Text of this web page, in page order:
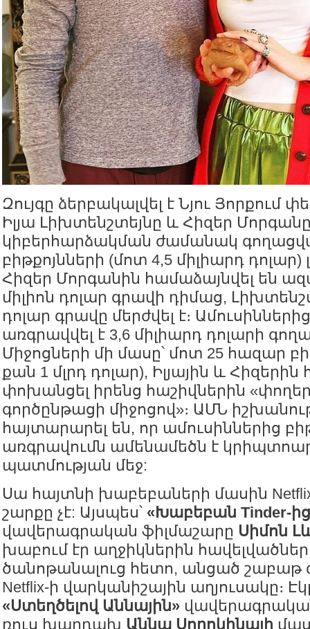
Զույգը ձերբակալվել է Նյու Յորքում
Իլյա Լիխտենշտեյնը և Հիզեր
կիբերհարձակման ժամանակ
բիթքոյնների (մոտ 4,5 միլիարդ
Հիզեր Մորգանին համաձայնվել են
միլիոն դոլար գրավի դիմաց,
դոլար գրավը մերժվել է։
առգրավվել է 3,6 միլիարդ դոլարի
Միջոցների մի մասը՝ մոտ 25 հազար
քան 1 մլրդ դոլար), Իլյային և Հիզերին
փոխանցել իրենց հաշիվներին
գործընթացի միջոցով»։ ԱՄՆ
հայտարարել են, որ ամուսիններից
առգրավումն ամենամեծն է
պատմության մեջ:
Սա հայտնի խաբեբաների մասին
շարքը չէ: Այսպես՝ «Խաբեբան Tinder-
վավերագրական ֆիլմաշարը Սիմոն
խաբում էր աղջիկներին
ծանոթանալուց հետո, անցած շաբաթ
Netflix-ի վարկանիշային աղյուսակը։
«Ստեղծելով Աննային»
ռուս խարդախ Աննա Սորոկինայի